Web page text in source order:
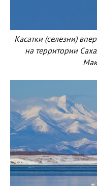
Касатки (селезни)
на территории